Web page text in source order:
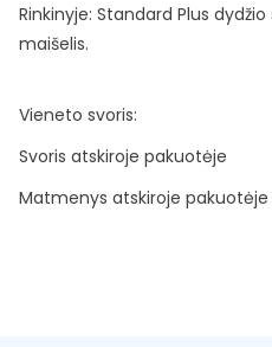
Rinkinyje: Standard Plus
maišelis.
Vieneto svoris:
Svoris atskiroje pakuotėje
Matmenys atskiroje pakuotėje